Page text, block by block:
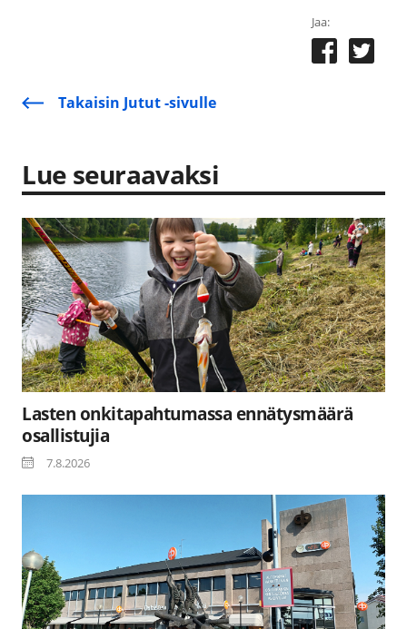
Jaa:
Takaisin Jutut -sivulle
Lue seuraavaksi
Lasten onkitapahtumassa ennätysmäärä
osallistujia
7.8.2026